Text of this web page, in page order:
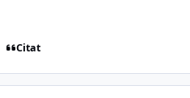
Citat